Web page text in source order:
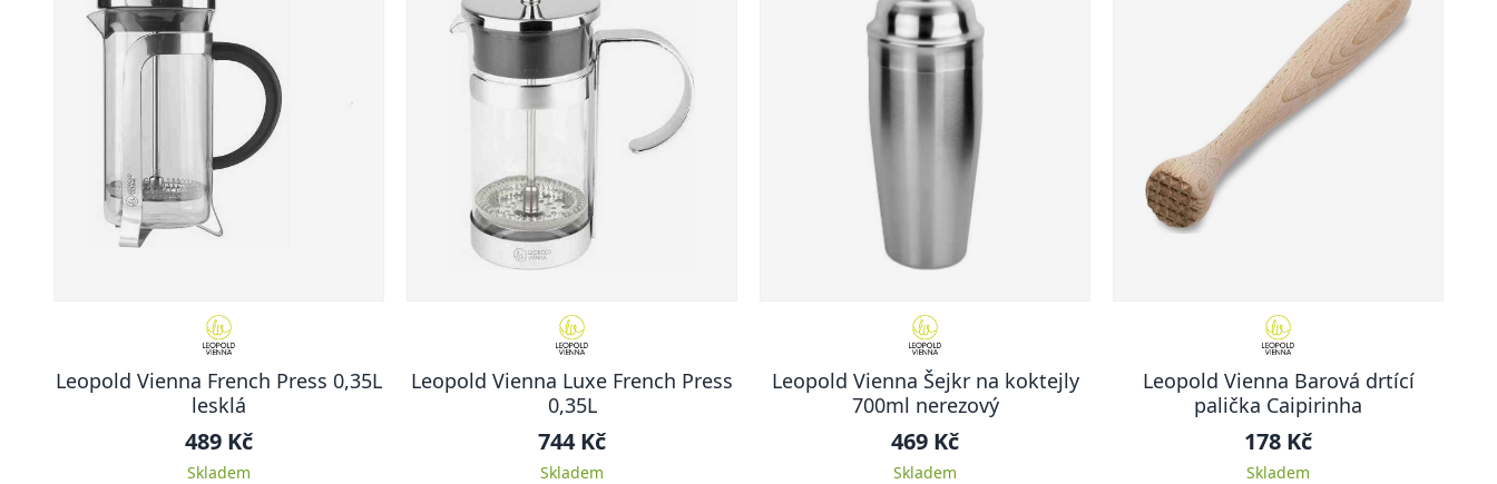
Leopold Vienna French Press 0,35L
lesklá
489 Kč
Skladem
Leopold Vienna Luxe French Press
0,35L
744 Kč
Skladem
Leopold Vienna Šejkr na koktejly
700ml nerezový
469 Kč
Skladem
Leopold Vienna Barová drtící
palička Caipirinha
178 Kč
Skladem